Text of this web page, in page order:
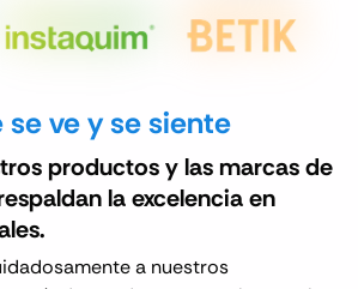
ve y se siente
productos y las marcas de
la excelencia en
a nuestros